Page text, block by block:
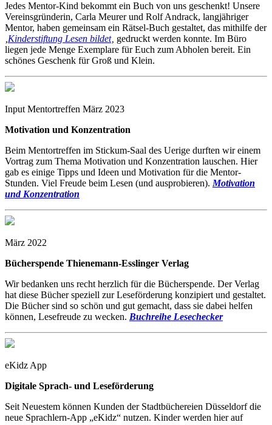
Jedes Mentor-Kind bekommt ein Buch von uns geschenkt! Unsere
Vereinsgründerin, Carla Meurer und Rolf Andrack, langjähriger
Mentor, haben gemeinsam ein Rätsel-Buch gestaltet, das mithilfe der
Kinderstiftung Lesen bildet‚ gedruckt werden konnte. Im Büro
liegen jede Menge Exemplare für Euch zum Abholen bereit. Ein
schönes Geschenk für Groß und Klein.
Input Mentortreffen März 2023
Motivation und Konzentration
Beim Mentortreffen im Stickum-Saal des Uerige durften wir einem
Vortrag zum Thema Motivation und Konzentration lauschen. Hier
gab es einige Tipps und Ideen und Motivation für die Mentor-
Stunden. Viel Freude beim Lesen (und ausprobieren). Motivation
und Konzentration
März 2022
Bücherspende Thienemann-Esslinger Verlag
Wir bedanken uns recht herzlich für die Bücherspende. Der Verlag
hat diese Bücher speziell zur Leseförderung konzipiert und gestaltet.
Die Bücher sind so schön und gut gemacht, dass sie dabei helfen
können, Lesefreude zu wecken. Buchreihe Lesechecker
eKidz App
Digitale Sprach- und Leseförderung
Seit Neuestem können Kunden der Stadtbüchereien Düsseldorf die
neue Sprachlern-App „eKidz“ nutzen. Kinder werden hier auf